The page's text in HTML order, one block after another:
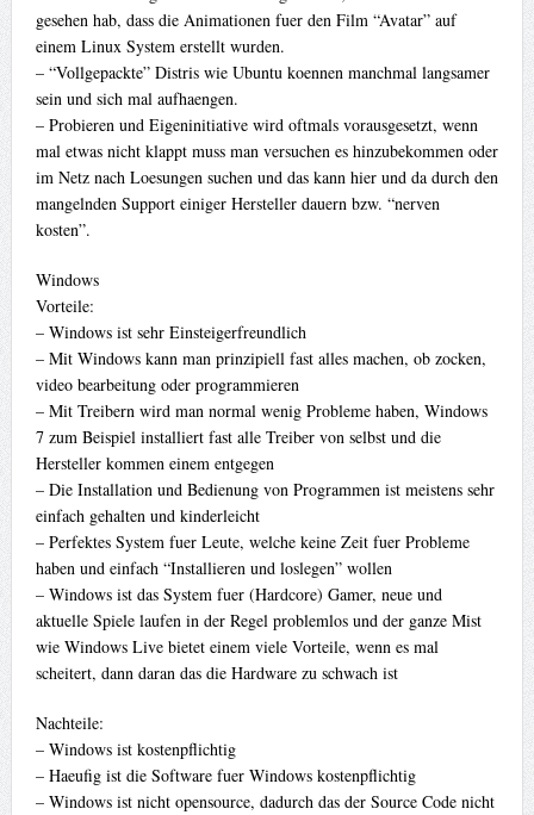
gesehen hab, dass die Animationen fuer den Film “Avatar” auf
einem Linux System erstellt wurden.
– “Vollgepackte” Distris wie Ubuntu koennen manchmal langsamer
sein und sich mal aufhaengen.
– Probieren und Eigeninitiative wird oftmals vorausgesetzt, wenn
mal etwas nicht klappt muss man versuchen es hinzubekommen oder
im Netz nach Loesungen suchen und das kann hier und da durch den
mangelnden Support einiger Hersteller dauern bzw. “nerven
kosten”.
Windows
Vorteile:
– Windows ist sehr Einsteigerfreundlich
– Mit Windows kann man prinzipiell fast alles machen, ob zocken,
video bearbeitung oder programmieren
– Mit Treibern wird man normal wenig Probleme haben, Windows
7 zum Beispiel installiert fast alle Treiber von selbst und die
Hersteller kommen einem entgegen
– Die Installation und Bedienung von Programmen ist meistens sehr
einfach gehalten und kinderleicht
– Perfektes System fuer Leute, welche keine Zeit fuer Probleme
haben und einfach “Installieren und loslegen” wollen
– Windows ist das System fuer (Hardcore) Gamer, neue und
aktuelle Spiele laufen in der Regel problemlos und der ganze Mist
wie Windows Live bietet einem viele Vorteile, wenn es mal
scheitert, dann daran das die Hardware zu schwach ist
Nachteile:
– Windows ist kostenpflichtig
– Haeufig ist die Software fuer Windows kostenpflichtig
– Windows ist nicht opensource, dadurch das der Source Code nicht